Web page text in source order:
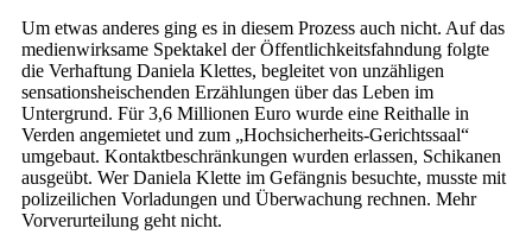
Um etwas anderes ging es in diesem Prozess auch nicht. Auf das
medienwirksame Spektakel der Öffentlichkeitsfahndung folgte
die Verhaftung Daniela Klettes, begleitet von unzähligen
sensationsheischenden Erzählungen über das Leben im
Untergrund. Für 3,6 Millionen Euro wurde eine Reithalle in
Verden angemietet und zum „Hochsicherheits-Gerichtssaal“
umgebaut. Kontaktbeschränkungen wurden erlassen, Schikanen
ausgeübt. Wer Daniela Klette im Gefängnis besuchte, musste mit
polizeilichen Vorladungen und Überwachung rechnen. Mehr
Vorverurteilung geht nicht.